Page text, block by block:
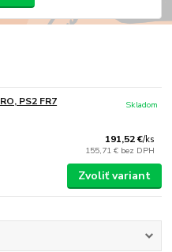
PS2 FR7
191,52 €/ks
155,71 € bez DPH
Skladom
Zvoliť variant